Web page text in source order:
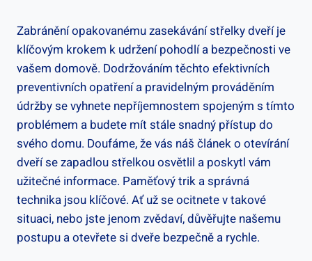
Zabránění opakovanému zasekávání střelky dveří je
klíčovým krokem k ⁤udržení pohodlí a bezpečnosti ve
vašem domově. Dodržováním těchto efektivních
preventivních opatření a pravidelným prováděním
údržby se vyhnete nepříjemnostem spojeným s tímto
problémem a budete mít stále snadný‌ přístup do
svého domu. Doufáme, že‌ vás náš článek⁤ o otevírání
dveří ‌se zapadlou střelkou ⁣osvětlil a poskytl vám‍
užitečné informace. Paměťový trik a správná
technika jsou klíčové. Ať už se ocitnete v takové‌
situaci, nebo jste jenom zvědaví, důvěřujte‍ našemu
postupu ‍a otevřete si dveře bezpečně a rychle.